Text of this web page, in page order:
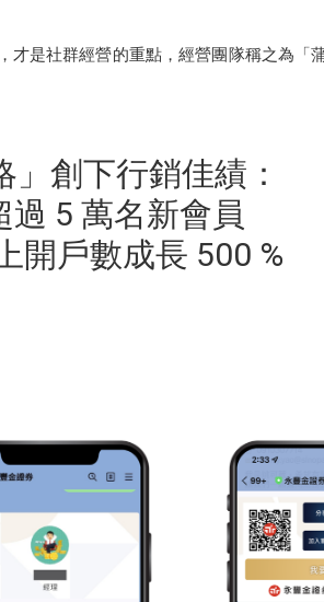
社群經營的重點，經營團隊稱之為「
」創下行銷佳績：
過 5 萬名新會員
開戶數成長 500 %